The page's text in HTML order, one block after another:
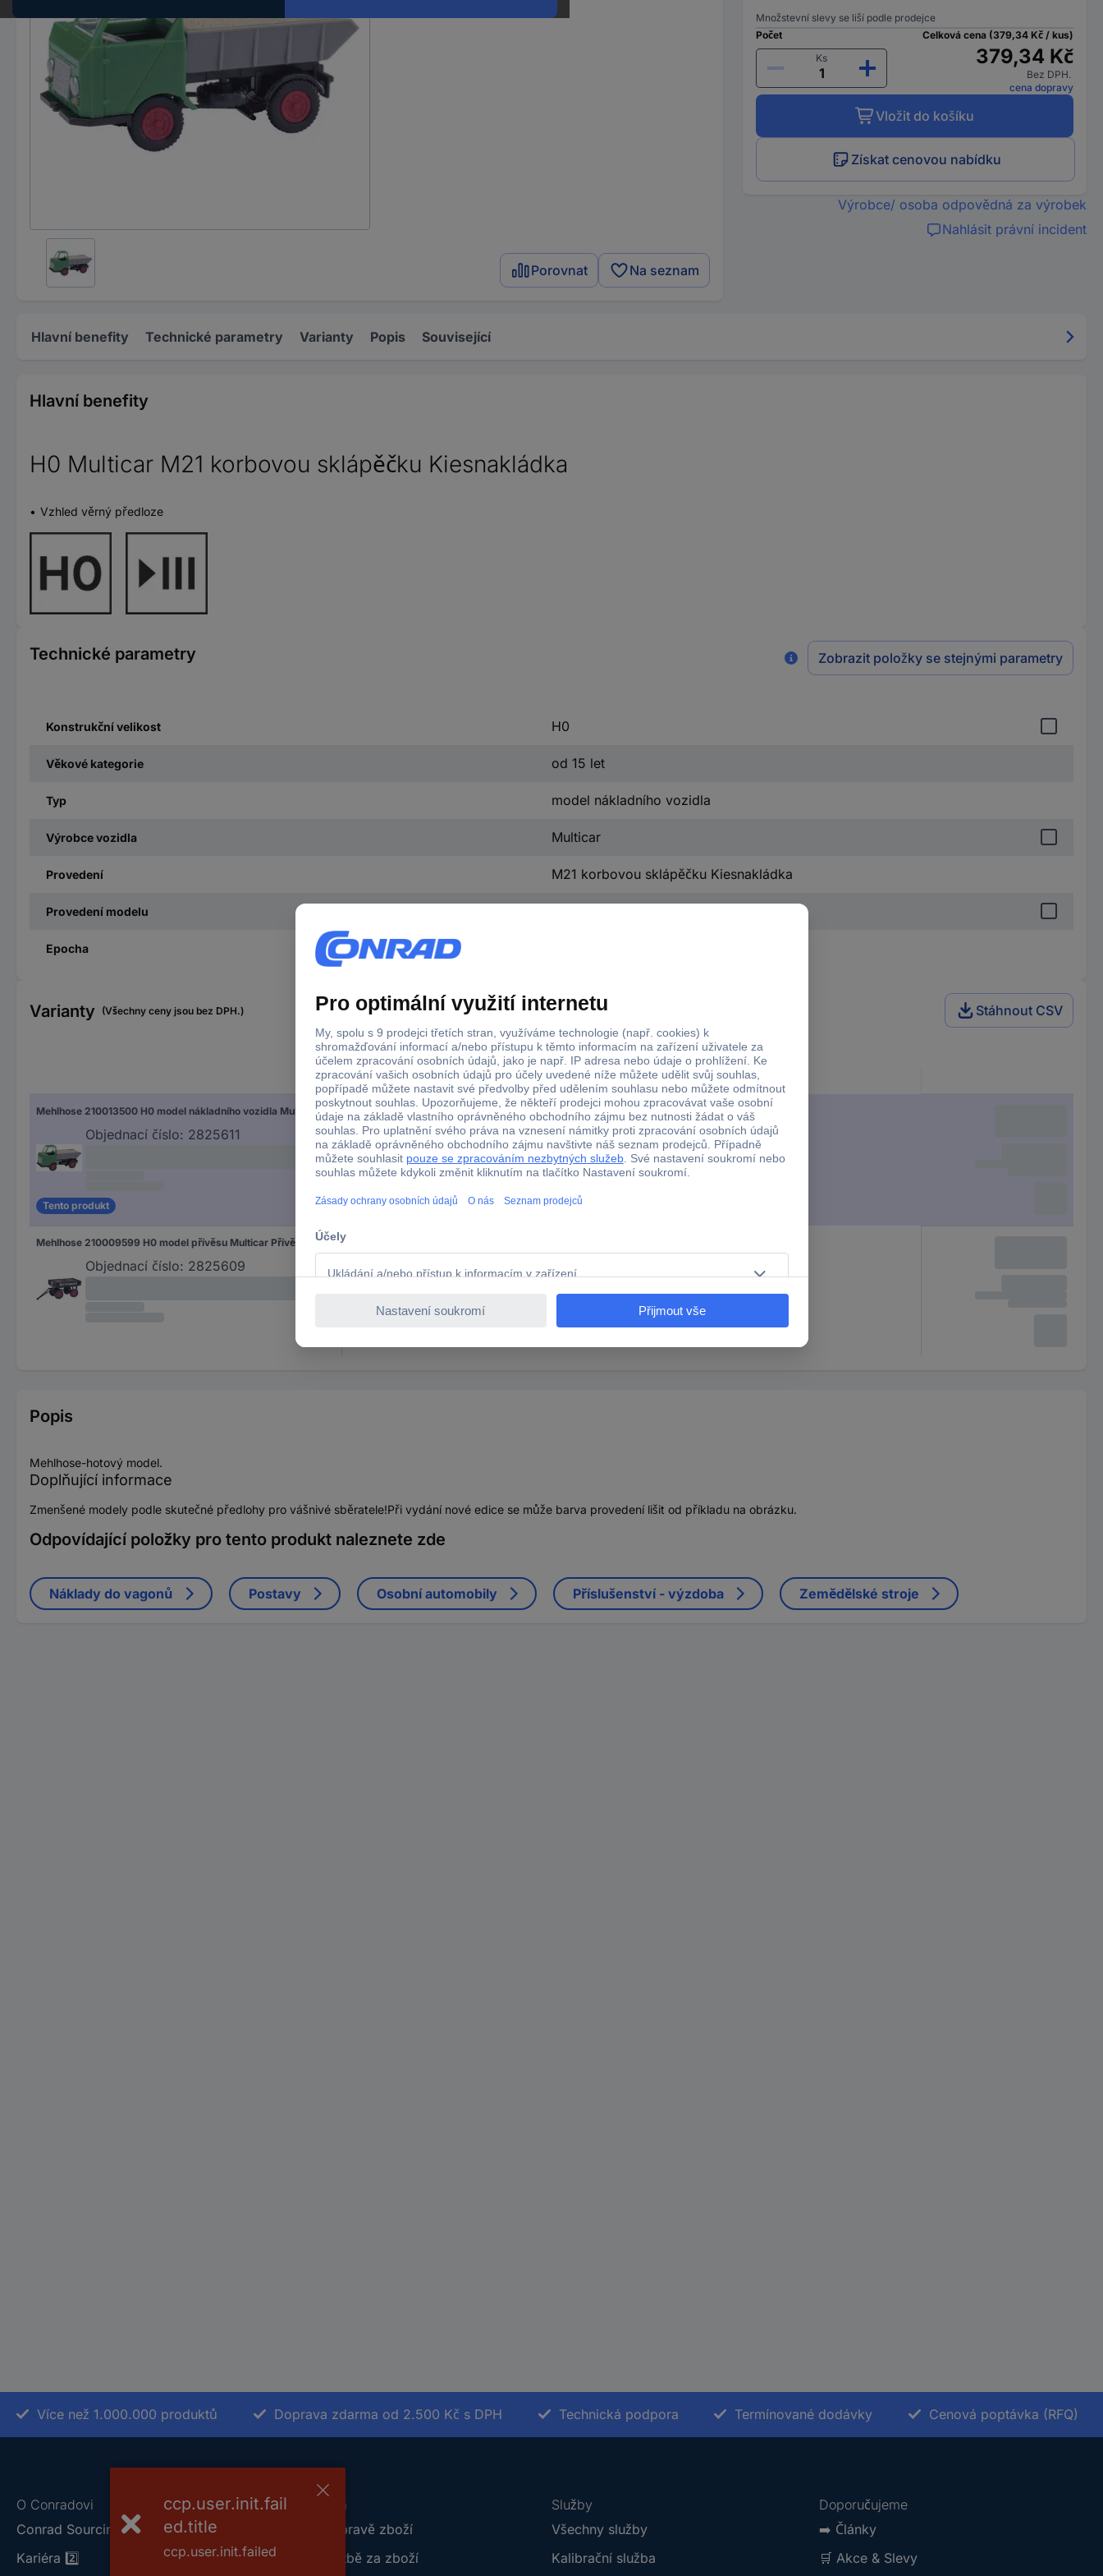
Porovnat Na seznam
Množstevní slevy se liší podle prodejce
Počet
Ks
Celková cena (379,34 Kč / kus)
379,34 Kč
Bez DPH.
cena dopravy
Vložit do košíku
Získat cenovou nabídku
Výrobce/ osoba odpovědná za výrobek
Nahlásit právní incident
Hlavní benefity Technické parametry Varianty Popis Související
Hlavní benefity
H0 Multicar M21 korbovou sklápěčku Kiesnakládka
Vzhled věrný předloze
Technické parametry Zobrazit položky se stejnými parametry
Konstrukční velikost H0
Věkové kategorie od 15 let
Typ model nákladního vozidla
Výrobce vozidla Multicar
Provedení M21 korbovou sklápěčku Kiesnakládka
Provedení modelu
Epocha
Varianty (Všechny ceny jsou bez DPH.) Stáhnout CSV
Mehlhose 210013500 H0 model nákladního vozidla Multicar M21 korbovou sklápěčku Kiesnakládka
Objednací číslo: 2825611
Tento produkt
Mehlhose 210009599 H0 model přívěsu Multicar Přívěs
Objednací číslo: 2825609
Popis
Mehlhose-hotový model.
Doplňující informace
Zmenšené modely podle skutečné předlohy pro vášnivé sběratele!Při vydání nové edice se může barva provedení lišit od příkladu na obrázku.
Odpovídající položky pro tento produkt naleznete zde
Náklady do vagonů Postavy Osobní automobily Příslušenství - výzdoba Zemědělské stroje
Více než 1.000.000 produktů Doprava zdarma od 2.500 Kč s DPH Technická podpora Termínované dodávky Cenová poptávka (RFQ)
O Conradovi
Conrad Sourcing Platform
Kariéra 2️⃣
Nápověda
Vše o dopravě zboží
Vše o platbě za zboží
Služby
Všechny služby
Kalibrační služba
Doporučujeme
➡️ Články
🛒 Akce & Slevy
ccp.user.init.fail
ed.title
ccp.user.init.failed